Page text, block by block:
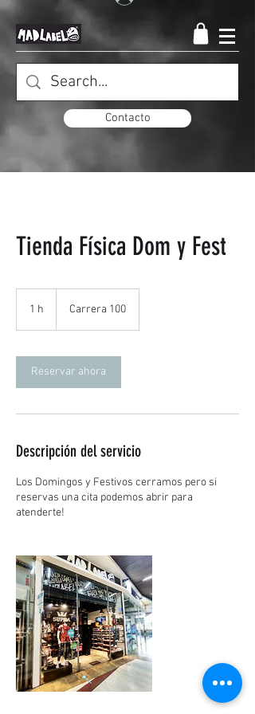
Contacto
Tienda Física Dom y Fest
1 h Carrera 100
Reservar ahora
Descripción del servicio
Los Domingos y Festivos cerramos pero si
reservas una cita podemos abrir para
atenderte!